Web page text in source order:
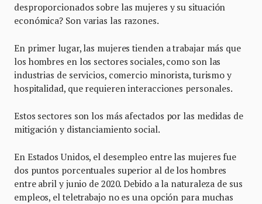
desproporcionados sobre las mujeres y su situación
económica? Son varias las razones.
En primer lugar, las mujeres tienden a trabajar más que
los hombres en los sectores sociales, como son las
industrias de servicios, comercio minorista, turismo y
hospitalidad, que requieren interacciones personales.
Estos sectores son los más afectados por las medidas de
mitigación y distanciamiento social.
En Estados Unidos, el desempleo entre las mujeres fue
dos puntos porcentuales superior al de los hombres
entre abril y junio de 2020. Debido a la naturaleza de sus
empleos, el teletrabajo no es una opción para muchas